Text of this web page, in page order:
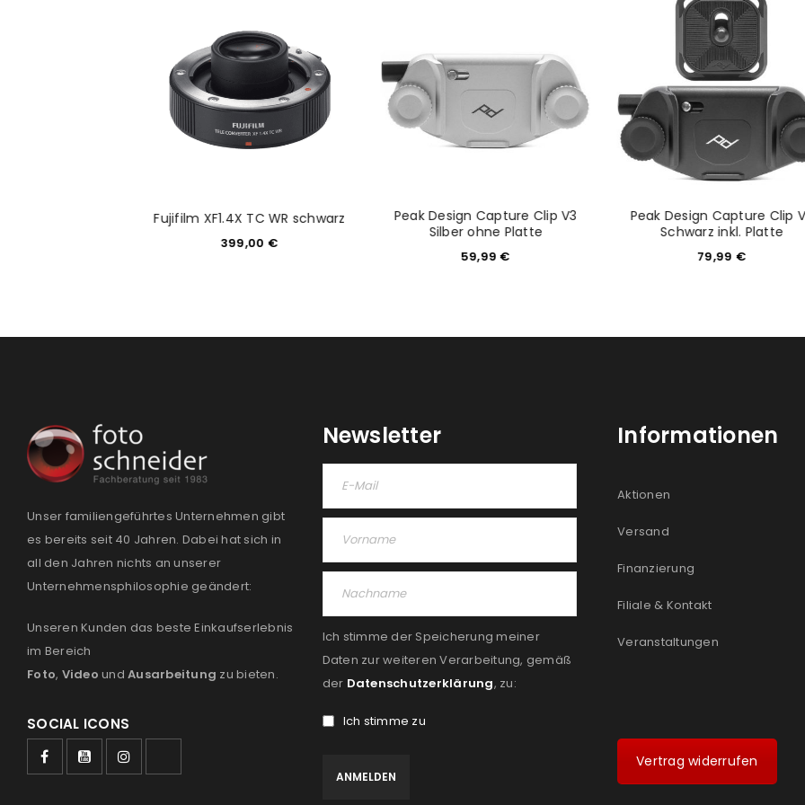
Fujifilm XF1.4X TC WR schwarz
399,00 €
Peak Design Capture Clip V3
Silber ohne Platte
59,99€
Peak Design Capture Clip
Schwarz inkl. Platte
79,99 €
Unser familiengeführtes Unternehmen gibt
es bereits seit 40 Jahren. Dabei hat sich in
all den Jahren nichts an unserer
Unternehmensphilosophie geändert:
Unseren Kunden das beste Einkaufserlebnis
im Bereich
Foto, Video und Ausarbeitung zu bieten.
SOCIAL ICONS
Newsletter
Ich stimme der Speicherung meiner
Daten zur weiteren Verarbeitung, gemäß
der Datenschutzerklärung, zu:
Ich stimme zu
Informationen
Aktionen
Versand
Finanzierung
Filiale & Kontakt
Veranstaltungen
Vertrag widerrufen